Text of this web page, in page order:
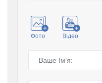
Фото Відео